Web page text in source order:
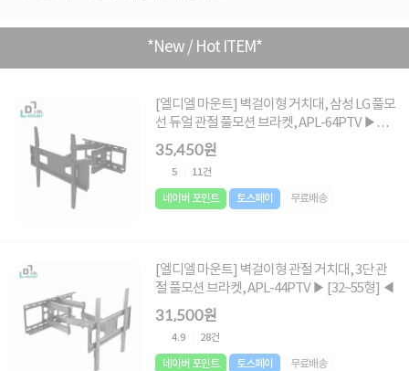
*New / Hot ITEM*
[엘디엘 마운트] 벽걸이형 거치대, 삼성 LG 풀모
선 듀얼 관절 풀모션 브라켓, APL-64PTV ▶
[32~70형] ◀
35,450원
5 11건
네이버 포인트 토스페이 무료배송
[엘디엘 마운트] 벽걸이형 관절 거치대, 3단 관
절 풀모션 브라켓, APL-44PTV ▶ [32~55형] ◀
31,500원
4.9 28건
네이버 포인트 토스페이 무료배송